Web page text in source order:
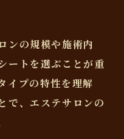
ンの規模や施術内
ートを選ぶことが重
イプの特性を理解
で、エステサロンの